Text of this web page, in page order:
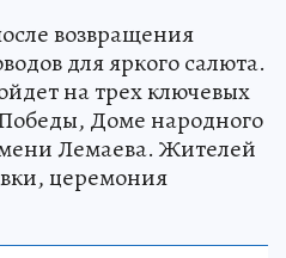
возвращения
для яркого салюта.
на трех ключевых
Доме народного
Лемаева. Жителей
церемония